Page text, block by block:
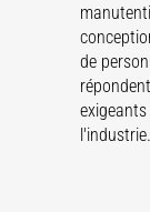
de
l'industrie.